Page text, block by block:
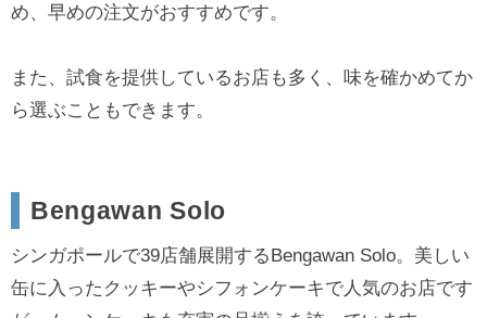
め、早めの注文がおすすめです。
また、試食を提供しているお店も多く、味を確かめてか
ら選ぶこともできます。
Bengawan Solo
シンガポールで39店舗展開するBengawan Solo。美しい
缶に入ったクッキーやシフォンケーキで人気のお店です